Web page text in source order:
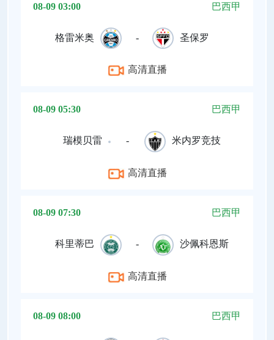
08-09 03:00 巴西甲
格雷米奥 - 圣保罗
高清直播
08-09 05:30 巴西甲
瑞模贝雷 - 米内罗竞技
高清直播
08-09 07:30 巴西甲
科里蒂巴 - 沙佩科恩斯
高清直播
08-09 08:00 巴西甲